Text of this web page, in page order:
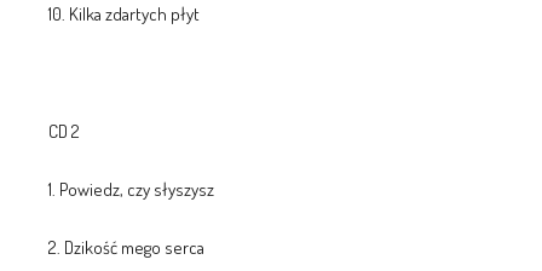
10. Kilka zdartych płyt
CD 2
1. Powiedz, czy słyszysz
2. Dzikość mego serca